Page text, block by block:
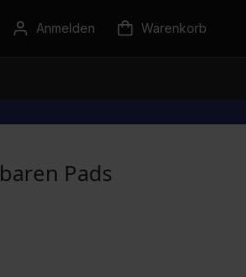
Anmelden Warenkorb
Pads